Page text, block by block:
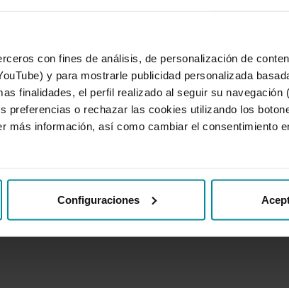
con fines de análisis, de personalización de
y para mostrarle publicidad personalizada
finalidades, el perfil realizado al seguir su navegación
preferencias o rechazar las cookies utilizando los
más información, así como cambiar el consentimiento
Configuraciones
caixer ho sol·licite.
un duplicat.